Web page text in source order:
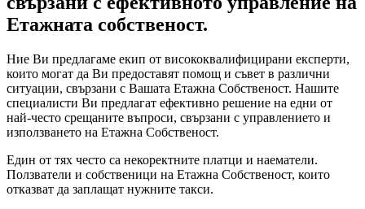
Етажната собственост.
Ние Ви предлагаме екип от висококвалифицирани експерти,
които могат да Ви предоставят помощ и съвет в различни
ситуации, свързани с Вашата Етажна Собственост. Нашите
специалисти Ви предлагат ефективно решение на едни от
най-често срещаните въпроси, свързани с управлението и
използването на Етажна Собственост.
Един от тях често са некоректните платци и наематели.
Ползватели и собственици на Етажна Собственост, които
отказват да заплащат нужните такси.